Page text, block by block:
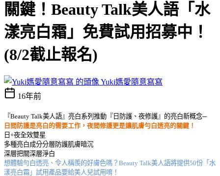
關鍵！Beauty Talk美人語「水
漾亮白霜」免費試用招募中！
(8/2截止報名)
Yuki媽愛隨意寫寫
16年前
『Beauty Talk美人語』亮白系列推動『日防護、夜修護』的亮白新概念─
日間防護是亮白的需要工作，夜間修護更是讓肌膚勻白透亮的關鍵！
日 +夜全效雙星
多種亮白成分分層防護肌膚暗沉
深層把關深層淨白
想體驗勻白透亮、令人稱羨的好膚色嗎？ Beauty Talk美人語將提供50份「水
漾亮白霜」試用產品要給美人兒試用唷！